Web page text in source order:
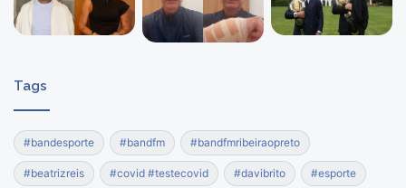
Tags
#bandesporte #bandfm #bandfmribeiraopreto
#beatrizreis #covid #testecovid #davibrito #esporte